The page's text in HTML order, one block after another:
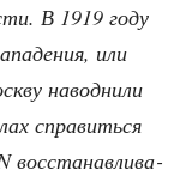
В 1919 году
или
навод­ни­ли
спра­вить­ся
вос­ста­нав­ли­ва­